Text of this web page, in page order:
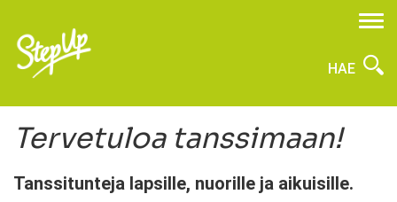
HAE
Tervetuloa tanssimaan!
Tanssitunteja lapsille, nuorille ja aikuisille.